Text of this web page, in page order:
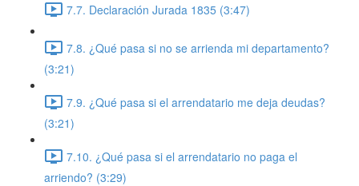
7.7. Declaración Jurada 1835 (3:47)
7.8. ¿Qué pasa si no se arrienda mi departamento?
(3:21)
7.9. ¿Qué pasa si el arrendatario me deja deudas?
(3:21)
7.10. ¿Qué pasa si el arrendatario no paga el
arriendo? (3:29)